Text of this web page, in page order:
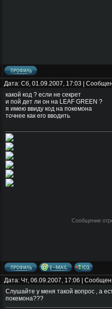
Дата: Сб, 01.09.2007, 17:03 |
какой код ? если не секрет
и пой дет ли он на LEAF GREEN ?
я имею ввиду код на покемона
точнее как его вводить
Сообщение
Дата: Чт, 06.09.2007, 17:06 |
Слушайте у меня такой вопрос , а
покемона???